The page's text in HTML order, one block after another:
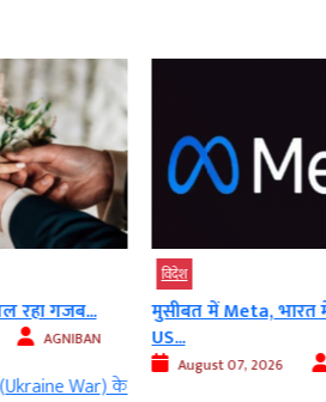
के
मुसीबत में Meta, भारत में माफी… उधर
US...
August 07, 2026 Digvijay